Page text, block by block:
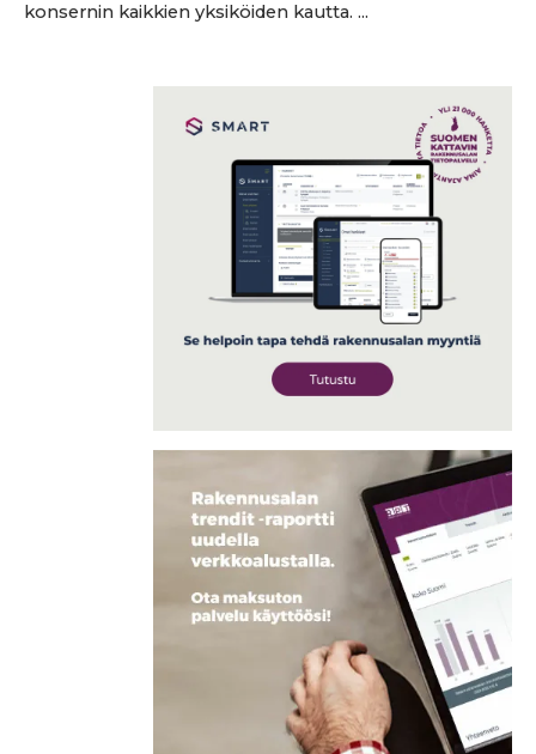
konsernin kaikkien yksiköiden kautta. ...